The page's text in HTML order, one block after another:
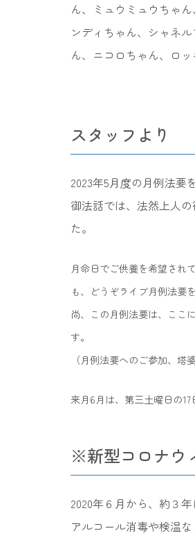
ん、ミュウミュウちゃ
ンディちゃん、シャネ
ん、ニコロちゃん、ロ
スタッフより
2023年5月度の月例法要
御法話では、法然上人
た。
月命日でご供養を希望され
も、どうぞライブ月例法要
尚、この月例法要は、ここ
す。
（月例法要へのご参加、塔
来月6月は、第三土曜日の
※新型コロナウ
2020年６月から、約３
アルコール消毒や検温